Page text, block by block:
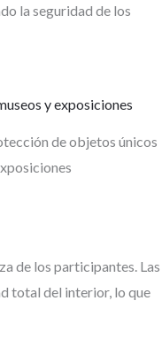
la seguridad de los
de objetos únicos
de los participantes. Las
total del interior, lo que